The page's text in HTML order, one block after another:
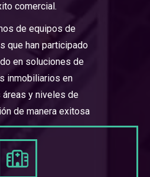
comercial.
de equipos de
que han participado
en soluciones de
inmobiliarios en
y niveles de
de manera exitosa